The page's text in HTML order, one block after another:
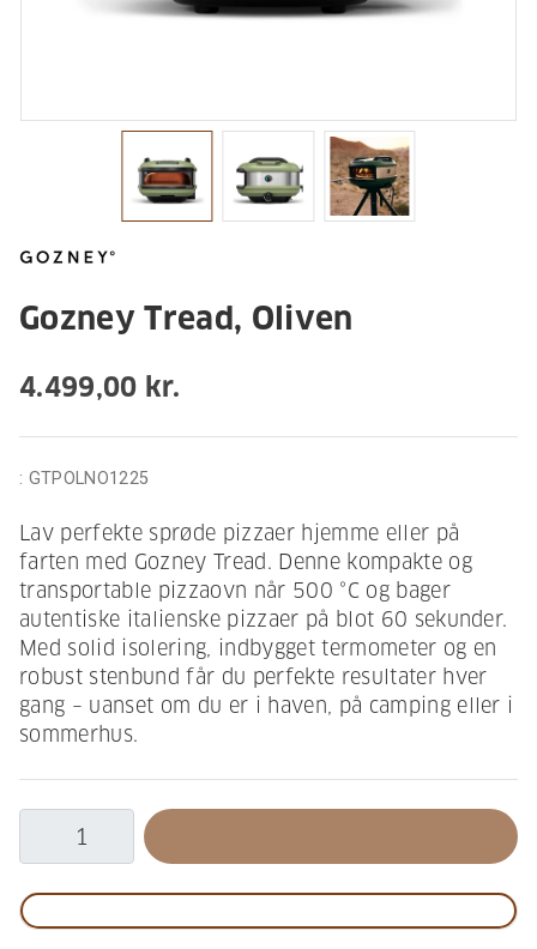
Gozney Tread, Oliven
4.499,00 kr.
: GTPOLNO1225
Lav perfekte sprøde pizzaer hjemme eller på
farten med Gozney Tread. Denne kompakte og
transportable pizzaovn når 500 °C og bager
autentiske italienske pizzaer på blot 60 sekunder.
Med solid isolering, indbygget termometer og en
robust stenbund får du perfekte resultater hver
gang – uanset om du er i haven, på camping eller i
sommerhus.